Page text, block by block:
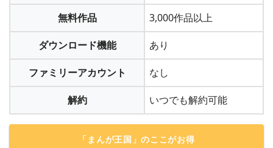
クレジットカードもしくは楽天payを設定して申し
込めば登録は完了
解約完了です
この解約方法さえ覚えておけば、無料期間を過ぎて「U-
NEXT」を使っていないのに月額料金を取られ続けるようなト
ラブルは起こりません。
無料作品 3,000作品以上
ダウンロード機能 あり
ファミリーアカウント なし
解約 いつでも解約可能
「まんが王国」のここがお得